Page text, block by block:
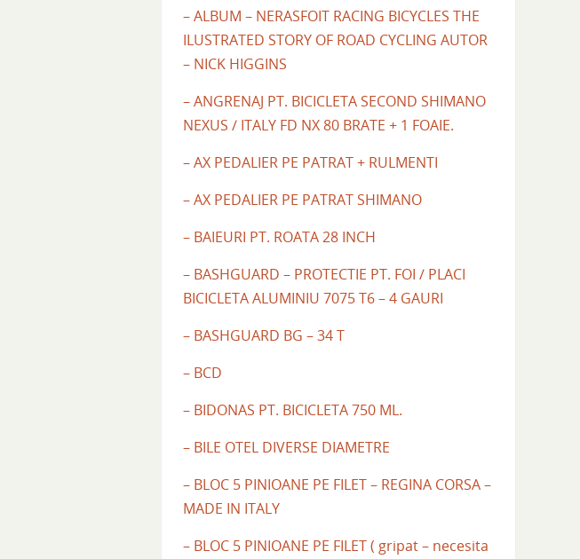
– ALBUM – NERASFOIT RACING BICYCLES THE
ILUSTRATED STORY OF ROAD CYCLING AUTOR
– NICK HIGGINS
– ANGRENAJ PT. BICICLETA SECOND SHIMANO
NEXUS / ITALY FD NX 80 BRATE + 1 FOAIE.
– AX PEDALIER PE PATRAT + RULMENTI
– AX PEDALIER PE PATRAT SHIMANO
– BAIEURI PT. ROATA 28 INCH
– BASHGUARD – PROTECTIE PT. FOI / PLACI
BICICLETA ALUMINIU 7075 T6 – 4 GAURI
– BASHGUARD BG – 34 T
– BCD
– BIDONAS PT. BICICLETA 750 ML.
– BILE OTEL DIVERSE DIAMETRE
– BLOC 5 PINIOANE PE FILET – REGINA CORSA –
MADE IN ITALY
– BLOC 5 PINIOANE PE FILET ( gripat – necesita